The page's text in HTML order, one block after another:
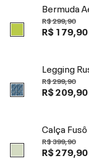
Bermuda
R$ 299,90
R$ 179,90
Legging
R$ 299,90
R$ 209,90
Calça
R$ 399,90
R$ 279,90